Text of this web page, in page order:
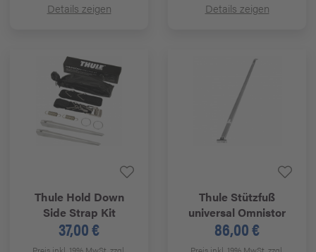
Details zeigen Details zeigen
Thule Hold Down
Side Strap Kit
37,00 €
Thule Stützfuß
universal Omnistor
86,00 €